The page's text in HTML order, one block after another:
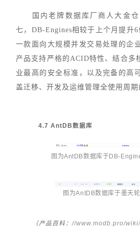
国内老牌数据库厂商人大金
七，DB-Engines相较于上个月提升
一款面向大规模并发交易处理的企
产品支持严格的ACID特性、结合多
业最高的安全标准，以及完备的高
盖迁移、开发及运维管理全使用周期
4.7 AntDB数据库
图为AntDB数据库于DB-
图为AntDB数据库于墨天
（产品百科：//www.modb.pro/